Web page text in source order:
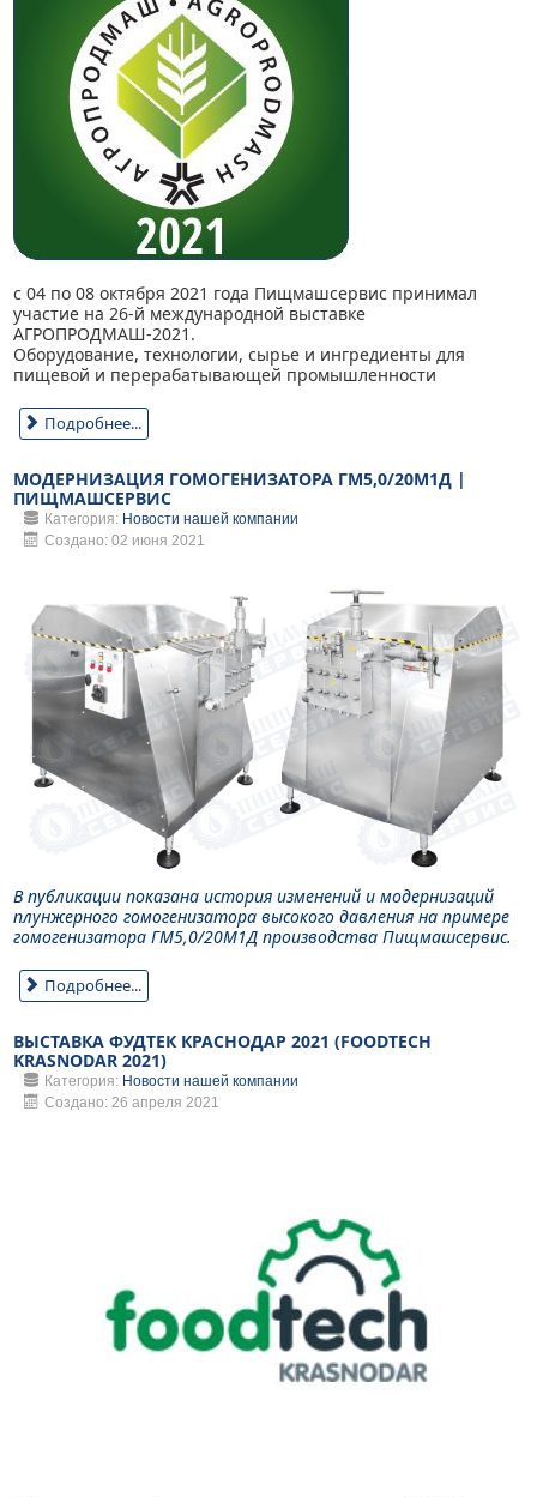
с 04 по 08 октября 2021 года Пищмашсервис принимал
участие на 26-й международной выставке
АГРОПРОДМАШ-2021.
Оборудование, технологии, сырье и ингредиенты для
пищевой и перерабатывающей промышленности
Подробнее...
МОДЕРНИЗАЦИЯ ГОМОГЕНИЗАТОРА ГМ5,0/20М1Д |
ПИЩМАШСЕРВИС
Категория: Новости нашей компании
Создано: 02 июня 2021
В публикации показана история изменений и модернизаций
плунжерного гомогенизатора высокого давления на примере
гомогенизатора ГМ5,0/20М1Д производства Пищмашсервис.
Подробнее...
ВЫСТАВКА ФУДТЕК КРАСНОДАР 2021 (FOODTECH
KRASNODAR 2021)
Категория: Новости нашей компании
Создано: 26 апреля 2021